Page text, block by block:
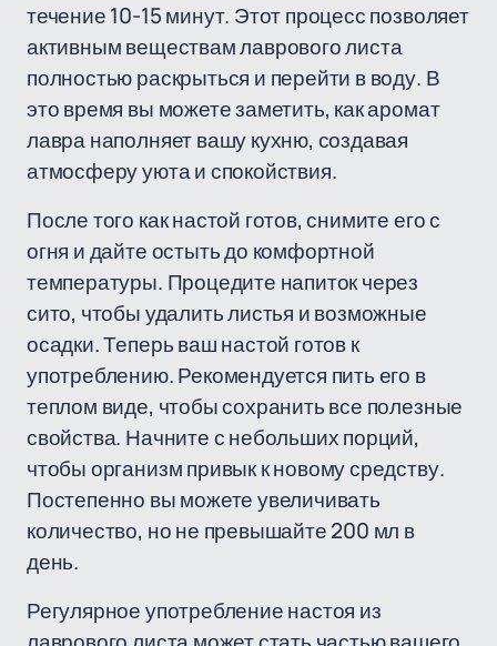
течение 10-15 минут. Этот процесс позволяет
активным веществам лаврового листа
полностью раскрыться и перейти в воду. В
это время вы можете заметить, как аромат
лавра наполняет вашу кухню, создавая
атмосферу уюта и спокойствия.
После того как настой готов, снимите его с
огня и дайте остыть до комфортной
температуры. Процедите напиток через
сито, чтобы удалить листья и возможные
осадки. Теперь ваш настой готов к
употреблению. Рекомендуется пить его в
теплом виде, чтобы сохранить все полезные
свойства. Начните с небольших порций,
чтобы организм привык к новому средству.
Постепенно вы можете увеличивать
количество, но не превышайте 200 мл в
день.
Регулярное употребление настоя из